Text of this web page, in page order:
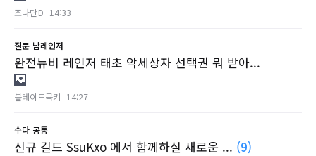
조나단Ð 14:33
질문 남레인저
완전뉴비 레인저 태초 악세상자 선택권 뭐 받아...
블레이드극키 14:27
수다 공통
신규 길드 SsuKxo 에서 함께하실 새로운 ... (9)